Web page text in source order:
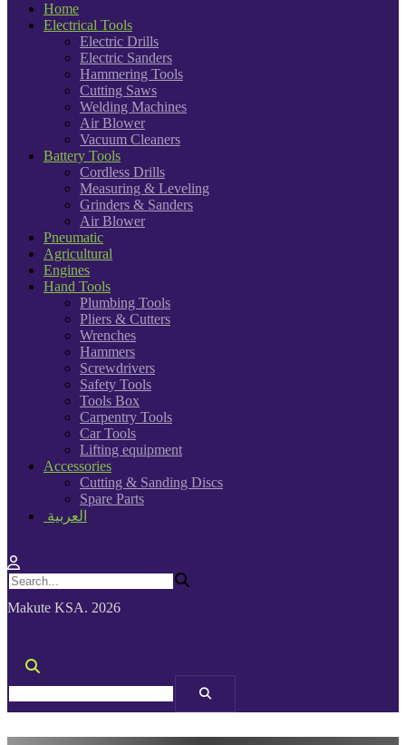
Home
Electrical Tools
Electric Drills
Electric Sanders
Hammering Tools
Cutting Saws
Welding Machines
Air Blower
Vacuum Cleaners
Battery Tools
Cordless Drills
Measuring & Leveling
Grinders & Sanders
Air Blower
Pneumatic
Agricultural
Engines
Hand Tools
Plumbing Tools
Pliers & Cutters
Wrenches
Hammers
Screwdrivers
Safety Tools
Tools Box
Carpentry Tools
Car Tools
Lifting equipment
Accessories
Cutting & Sanding Discs
Spare Parts
العربية
Makute KSA. 2026